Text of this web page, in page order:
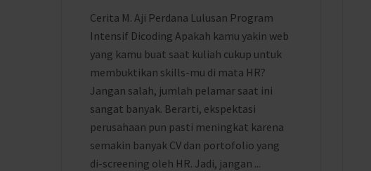
Cerita M. Aji Perdana Lulusan Program
Intensif Dicoding Apakah kamu yakin web
yang kamu buat saat kuliah cukup untuk
membuktikan skills-mu di mata HR?
Jangan salah, jumlah pelamar saat ini
sangat banyak. Berarti, ekspektasi
perusahaan pun pasti meningkat karena
semakin banyak CV dan portofolio yang
di-screening oleh HR. Jadi, jangan ...